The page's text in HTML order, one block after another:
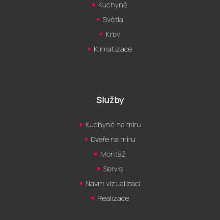
Kuchyně
Světla
Krby
Klimatizace
Služby
Kuchyně na míru
Dveře na míru
Montáž
Servis
Návrh vizualizací
Realizace